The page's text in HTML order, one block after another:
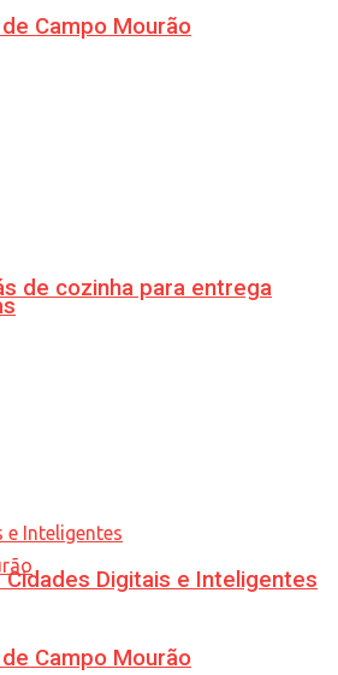
de cozinha para entrega
Campo Mourão
Campo Mourão
Digitais e Inteligentes